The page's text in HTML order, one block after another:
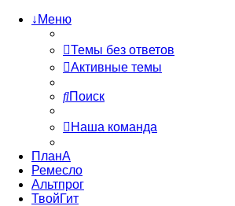
↓Меню
Темы без ответов
Активные темы
Поиск
Наша команда
ПланА
Ремесло
Альтпрог
ТвойГит